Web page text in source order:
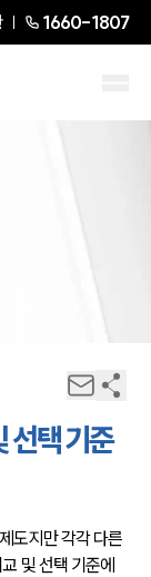
1660-1807
선택 기준
도지만 각각 다른
및 선택 기준에